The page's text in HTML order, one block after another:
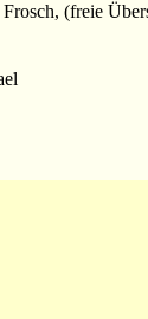
(freie